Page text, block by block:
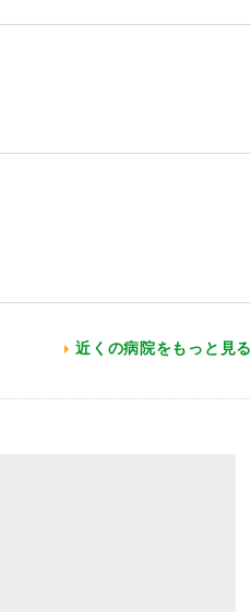
近くの病院をもっと見る